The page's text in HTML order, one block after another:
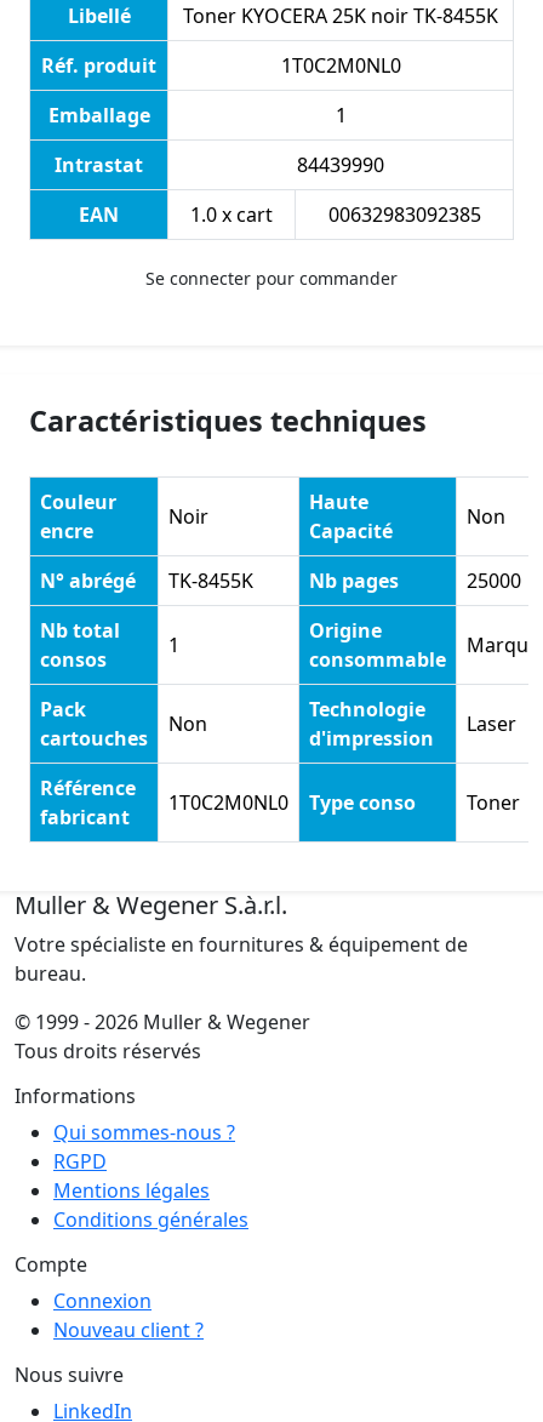
Libellé
Toner KYOCERA 25K noir TK-8455K
Réf. produit
1T0C2M0NL0
Emballage
1
Intrastat
84439990
EAN
1.0 x cart 00632983092385
Se connecter pour commander
Caractéristiques techniques
Couleur
encre
Noir
Haute
Capacité
Non
N° abrégé TK-8455K Nb pages
25000
Nb total
consos
1
Origine
consommable
Marque
Pack
cartouches
Non
Technologie
d'impression
Laser
Référence
fabricant
1T0C2M0NL0 Type conso Toner
Muller & Wegener S.à.r.l.
Votre spécialiste en fournitures & équipement de
bureau.
© 1999 - 2026 Muller & Wegener
Tous droits réservés
Informations
Qui sommes-nous ?
RGPD
Mentions légales
Conditions générales
Compte
Connexion
Nouveau client ?
Nous suivre
LinkedIn